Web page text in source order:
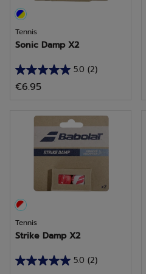
Tennis
Sonic Damp X2
5.0 (2)
5.0
van
sterren.
beoordelingen
€6.95
Tennis
Strike Damp X2
5.0 (2)
5.0